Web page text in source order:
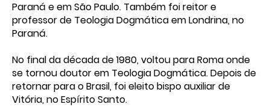
Paraná e em São Paulo. Também foi reitor e
professor de Teologia Dogmática em Londrina, no
Paraná.
No final da década de 1980, voltou para Roma onde
se tornou doutor em Teologia Dogmática. Depois de
retornar para o Brasil, foi eleito bispo auxiliar de
Vitória, no Espírito Santo.